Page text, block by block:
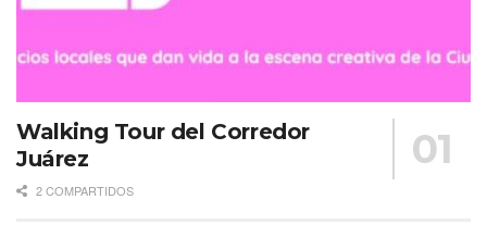
Walking Tour del Corredor
Juárez
2 COMPARTIDOS